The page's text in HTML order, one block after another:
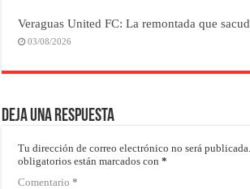
Veraguas United FC: La remontada que
03/08/2026
Deja una respuesta
Tu dirección de correo electrónico no será publicada.
obligatorios están marcados con*
Comentario*